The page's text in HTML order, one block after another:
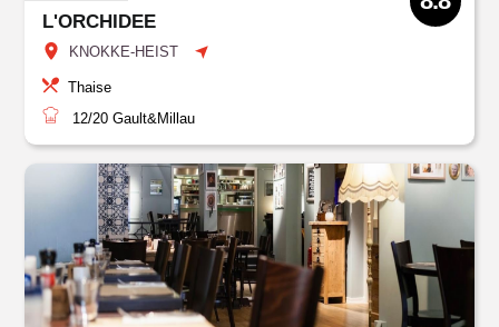
L'ORCHIDEE
KNOKKE-HEIST
Thaise
12/20 Gault&Millau